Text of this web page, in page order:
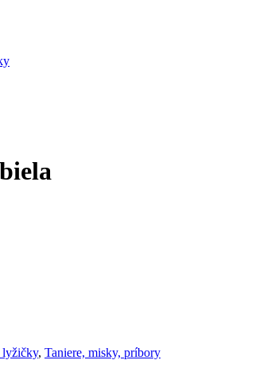
lyžičky, Taniere, misky, príbory